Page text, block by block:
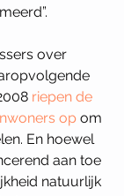
over
riepen de
op om
En hoewel
aan toe
natuurlijk